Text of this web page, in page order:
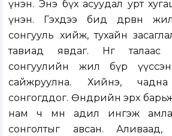
үнэн. Энэ бүх асуудал урт
үнэн. Гэхдээ бид дөрвөн
сонгууль хийж, тухайн
тавиад явдаг. Нөгөө
сонгуулийн жил бүр үүссэн
сайжруулна. Хийнэ,
сонгогддог. Өнөөдрийн эрх
нам ч мөн адил ингэж
сонголтыг авсан. Аливаад,